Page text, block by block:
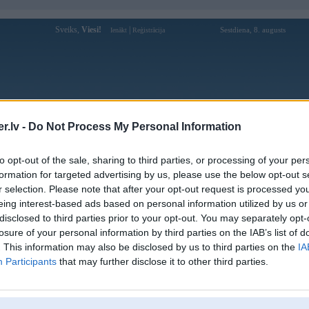
- Do Not Process My Personal Information
opt-out of the sale, sharing to third parties, or processing of your
for targeted advertising by us, please use the below opt-out
selection. Please note that after your opt-out request is processed
interest-based ads based on personal information utilized by us
to third parties prior to your opt-out. You may separately
of your personal information by third parties on the IAB’s list of
This information may also be disclosed by us to third parties on the
Participants that may further disclose it to other third parties.
Sveiks, Viesi! Ienākt Reģistrācija Sestdiena, 8. augusts
Forums Galerijas Reģistrācija Lietotāji
Lietotāja Vinsents profils
Pēdējo reizi manīts: 01. Jul 2021, 21:30
Lietotājvārds:
Vinsents
Braucu ar:
E61 525d
Ziņojumi forumā:
[Pēdējie ziņojumi forumā]